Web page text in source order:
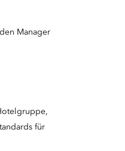
Manager
für